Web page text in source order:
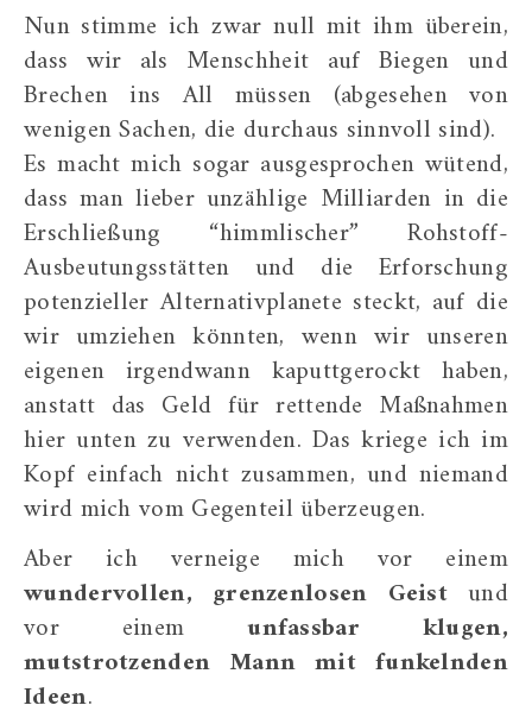
Nun stimme ich zwar null mit ihm überein,
dass wir als Menschheit auf Biegen und
Brechen ins All müssen (abgesehen von
wenigen Sachen, die durchaus sinnvoll sind).
Es macht mich sogar ausgesprochen wütend,
dass man lieber unzählige Milliarden in die
Erschließung “himmlischer” Rohstoff-
Ausbeutungsstätten und die Erforschung
potenzieller Alternativplanete steckt, auf die
wir umziehen könnten, wenn wir unseren
eigenen irgendwann kaputtgerockt haben,
anstatt das Geld für rettende Maßnahmen
hier unten zu verwenden. Das kriege ich im
Kopf einfach nicht zusammen, und niemand
wird mich vom Gegenteil überzeugen.
Aber ich verneige mich vor einem
wundervollen, grenzenlosen Geist und
vor einemunfassbar klugen,
mutstrotzenden Mann mit funkelnden
Ideen.